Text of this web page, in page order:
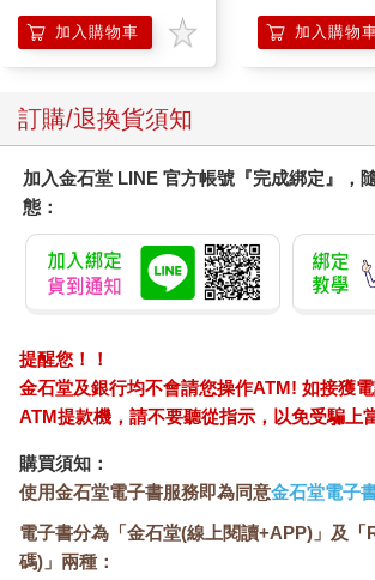
因州的冷天氣。這裡會一直這麼熱嗎？這麼
做事啊？
最下層的抽屜更難拉開。卡絲碧雅正打算放
她拉開抽屜時，讓信件從抽屜深處滑了出來。
信……感覺和壁紙一樣過時。她有一位姨婆曾
卡，但卡絲碧雅不記得自己有開過，或甚至摸
那疊信封又長又窄，是淡綠色的亞麻紙，被一
卡絲碧雅從抽屜裡拿出那一捆信。這些信看起
著。也許是曾住在這裡的老太太。最好還是告
事。不過，這些信看起來很誘人，彷彿在低聲
這些是情書嗎？電影通常都是這樣演。
卡絲碧雅拍了一張照，準備傳給艾莉和蘿麗莎
當卡絲碧雅解開那捆信的時候，那朵紫藍色的
封信，之前都已經被打開過了。
信封上的字跡飄逸老式，卡絲碧雅幾乎無法辨
敏娜．雷諾茲
毛巾 加入購物車 加入購物
訂購/退換貨須知
加入金石堂 LINE 官方帳號『完成綁定』，
態：
提醒您！！
金石堂及銀行均不會請您操作ATM! 如接獲
ATM提款機，請不要聽從指示，以免受騙上
購買須知：
使用金石堂電子書服務即為同意金石堂電子
電子書分為「金石堂(線上閱讀+APP)」及「
碼)」兩種：